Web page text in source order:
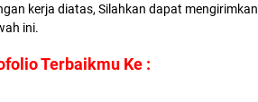
kerja diatas, Silahkan dapat mengirimkan
ini.
Terbaikmu Ke :